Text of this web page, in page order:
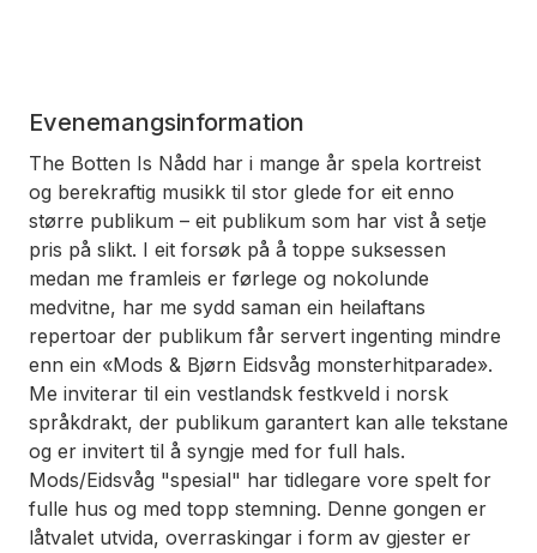
Evenemangsinformation
The Botten Is Nådd har i mange år spela kortreist
og berekraftig musikk til stor glede for eit enno
større publikum – eit publikum som har vist å setje
pris på slikt. I eit forsøk på å toppe suksessen
medan me framleis er førlege og nokolunde
medvitne, har me sydd saman ein heilaftans
repertoar der publikum får servert ingenting mindre
enn ein «Mods & Bjørn Eidsvåg monsterhitparade».
Me inviterar til ein vestlandsk festkveld i norsk
språkdrakt, der publikum garantert kan alle tekstane
og er invitert til å syngje med for full hals.
Mods/Eidsvåg "spesial" har tidlegare vore spelt for
fulle hus og med topp stemning. Denne gongen er
låtvalet utvida, overraskingar i form av gjester er